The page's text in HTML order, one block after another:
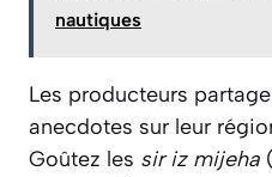
nautiques
Les producteurs
anecdotes sur leur
Goûtez les sir iz mijeha